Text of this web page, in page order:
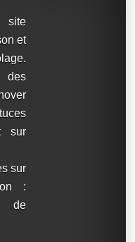
site
et
des
sur
sur
:
de